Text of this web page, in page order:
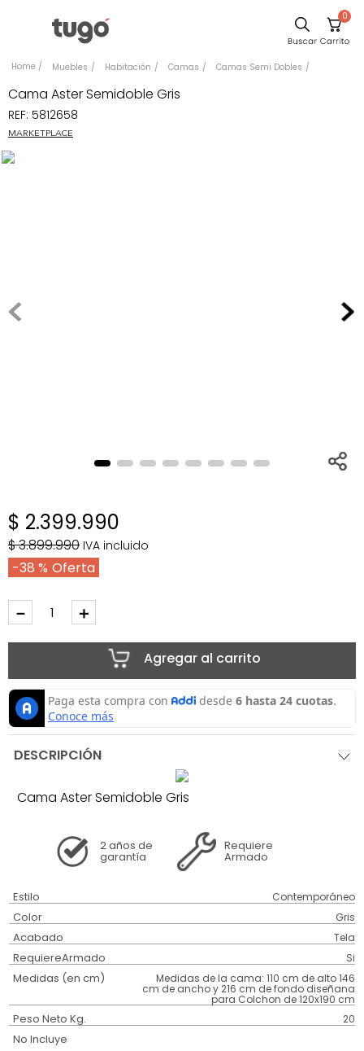
0
Muebles Habitación Camas Camas Semi Dobles
Cama Aster Semidoble Gris
REF: 5812658
MARKETPLACE
$ 2.399.990
$3.899.990 IVA incluido
38 %
＋
－
Agregar al carrito
DESCRIPCIÓN
Cama Aster Semidoble Gris
2 años de
garantía
Requiere
Armado
Estilo Contemporáneo
Color Gris
Acabado Tela
RequiereArmado Si
Medidas (en cm) Medidas de la cama: 110 cm de alto 146
cm de ancho y 216 cm de fondo diseñana
para Colchon de 120x190 cm
Peso Neto Kg. 20
No Incluye
Comedor
Silla